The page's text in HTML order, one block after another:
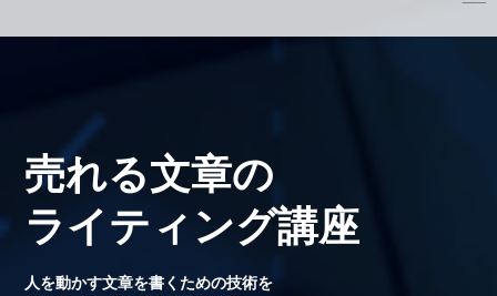
売れる文章の
ライティング講座
人を動かす文章を書くための技術を